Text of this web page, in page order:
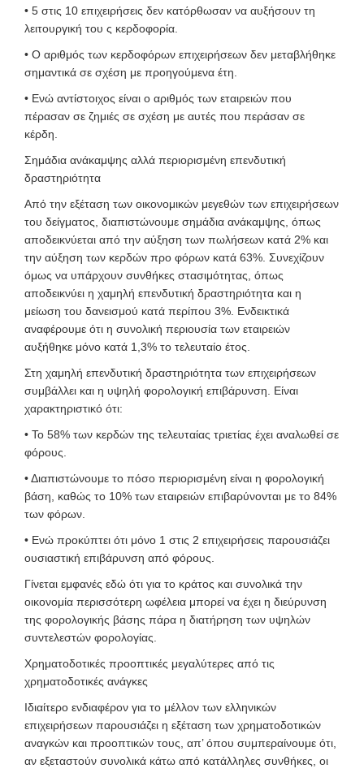
• 5 στις 10 επιχειρήσεις δεν κατόρθωσαν να αυξήσουν τη
λειτουργική του ς κερδοφορία.
• Ο αριθμός των κερδοφόρων επιχειρήσεων δεν μεταβλήθηκε
σημαντικά σε σχέση με προηγούμενα έτη.
• Ενώ αντίστοιχος είναι ο αριθμός των εταιρειών που
πέρασαν σε ζημιές σε σχέση με αυτές που περάσαν σε
κέρδη.
Σημάδια ανάκαμψης αλλά περιορισμένη επενδυτική
δραστηριότητα
Από την εξέταση των οικονομικών μεγεθών των επιχειρήσεων
του δείγματος, διαπιστώνουμε σημάδια ανάκαμψης, όπως
αποδεικνύεται από την αύξηση των πωλήσεων κατά 2% και
την αύξηση των κερδών προ φόρων κατά 63%. Συνεχίζουν
όμως να υπάρχουν συνθήκες στασιμότητας, όπως
αποδεικνύει η χαμηλή επενδυτική δραστηριότητα και η
μείωση του δανεισμού κατά περίπου 3%. Ενδεικτικά
αναφέρουμε ότι η συνολική περιουσία των εταιρειών
αυξήθηκε μόνο κατά 1,3% το τελευταίο έτος.
Στη χαμηλή επενδυτική δραστηριότητα των επιχειρήσεων
συμβάλλει και η υψηλή φορολογική επιβάρυνση. Είναι
χαρακτηριστικό ότι:
• Το 58% των κερδών της τελευταίας τριετίας έχει αναλωθεί σε
φόρους.
• Διαπιστώνουμε το πόσο περιορισμένη είναι η φορολογική
βάση, καθώς το 10% των εταιρειών επιβαρύνονται με το 84%
των φόρων.
• Ενώ προκύπτει ότι μόνο 1 στις 2 επιχειρήσεις παρουσιάζει
ουσιαστική επιβάρυνση από φόρους.
Γίνεται εμφανές εδώ ότι για το κράτος και συνολικά την
οικονομία περισσότερη ωφέλεια μπορεί να έχει η διεύρυνση
της φορολογικής βάσης πάρα η διατήρηση των υψηλών
συντελεστών φορολογίας.
Χρηματοδοτικές προοπτικές μεγαλύτερες από τις
χρηματοδοτικές ανάγκες
Ιδιαίτερο ενδιαφέρον για το μέλλον των ελληνικών
επιχειρήσεων παρουσιάζει η εξέταση των χρηματοδοτικών
αναγκών και προοπτικών τους, απ’ όπου συμπεραίνουμε ότι,
αν εξεταστούν συνολικά κάτω από κατάλληλες συνθήκες, οι